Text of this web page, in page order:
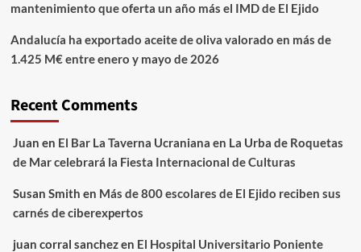
mantenimiento que oferta un año más el IMD de El Ejido
Andalucía ha exportado aceite de oliva valorado en más de
1.425 M€ entre enero y mayo de 2026
Recent Comments
Juan en El Bar La Taverna Ucraniana en La Urba de Roquetas
de Mar celebrará la Fiesta Internacional de Culturas
Susan Smith en Más de 800 escolares de El Ejido reciben sus
carnés de ciberexpertos
juan corral sanchezen El Hospital Universitario Poniente